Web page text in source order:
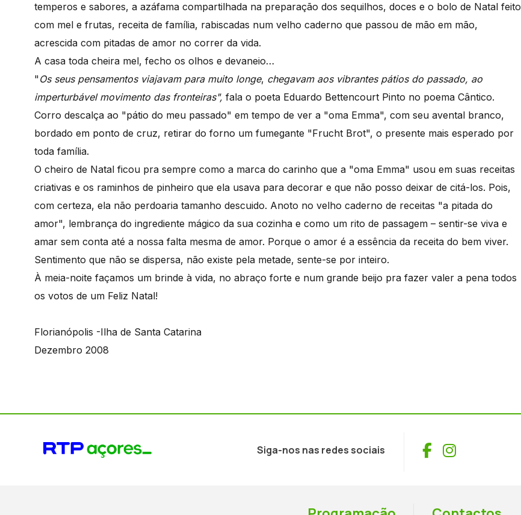
temperos e sabores, a azáfama compartilhada na preparação dos sequilhos, doces e o bolo de Natal feito
com mel e frutas, receita de família, rabiscadas num velho caderno que passou de mão em mão,
acrescida com pitadas de amor no correr da vida.
A casa toda cheira mel, fecho os olhos e devaneio…
"Os seus pensamentos viajavam para muito longe, chegavam aos vibrantes pátios do passado, ao
imperturbável movimento das fronteiras", fala o poeta Eduardo Bettencourt Pinto no poema Cântico.
Corro descalça ao "pátio do meu passado" em tempo de ver a "oma Emma", com seu avental branco,
bordado em ponto de cruz, retirar do forno um fumegante "Frucht Brot", o presente mais esperado por
toda família.
O cheiro de Natal ficou pra sempre como a marca do carinho que a "oma Emma" usou em suas receitas
criativas e os raminhos de pinheiro que ela usava para decorar e que não posso deixar de citá-los. Pois,
com certeza, ela não perdoaria tamanho descuido. Anoto no velho caderno de receitas "a pitada do
amor", lembrança do ingrediente mágico da sua cozinha e como um rito de passagem – sentir-se viva e
amar sem conta até a nossa falta mesma de amor. Porque o amor é a essência da receita do bem viver.
Sentimento que não se dispersa, não existe pela metade, sente-se por inteiro.
À meia-noite façamos um brinde à vida, no abraço forte e num grande beijo pra fazer valer a pena todos
os votos de um Feliz Natal!
Florianópolis -Ilha de Santa Catarina
Dezembro 2008
Siga-nos nas redes sociais Facebook
Instagram